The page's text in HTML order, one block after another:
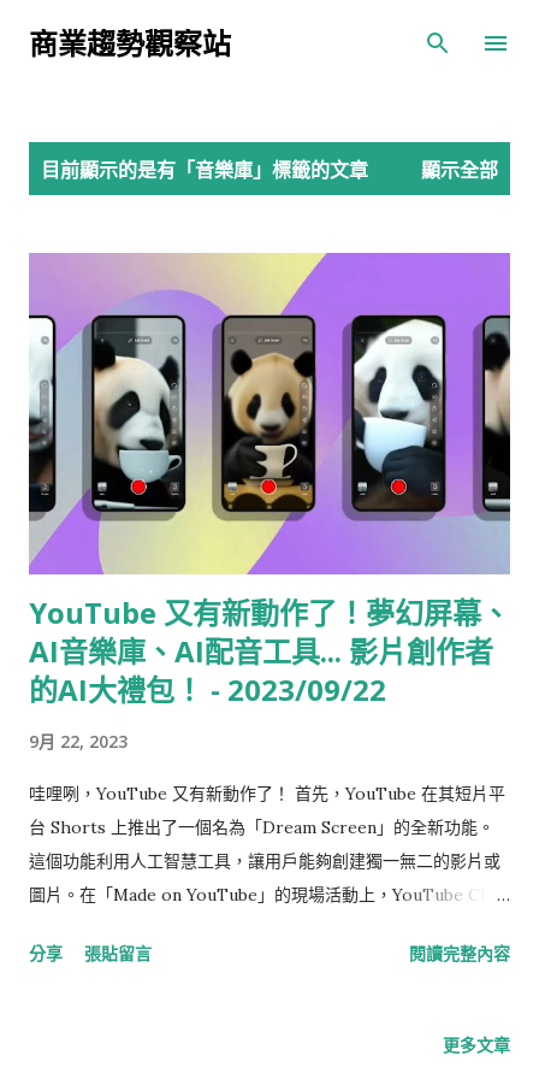
跳到主要內容
商業趨勢觀察站
目前顯示的是有「音樂庫」標籤的文章 顯示全部
YouTube 又有新動作了！夢幻屏幕、
AI音樂庫、AI配音工具... 影片創作者
的AI大禮包！ - 2023/09/22
9月 22, 2023
哇哩咧，YouTube 又有新動作了！ 首先，YouTube 在其短片平
台 Shorts 上推出了一個名為「Dream Screen」的全新功能。
這個功能利用人工智慧工具，讓用戶能夠創建獨一無二的影片或
圖片。在「Made on YouTube」的現場活動上，YouTube CEO
只需在 YouTube Shorts 中輸入所需的背景描述，就能創建 AI
分享 張貼留言 閱讀完整內容
更多文章